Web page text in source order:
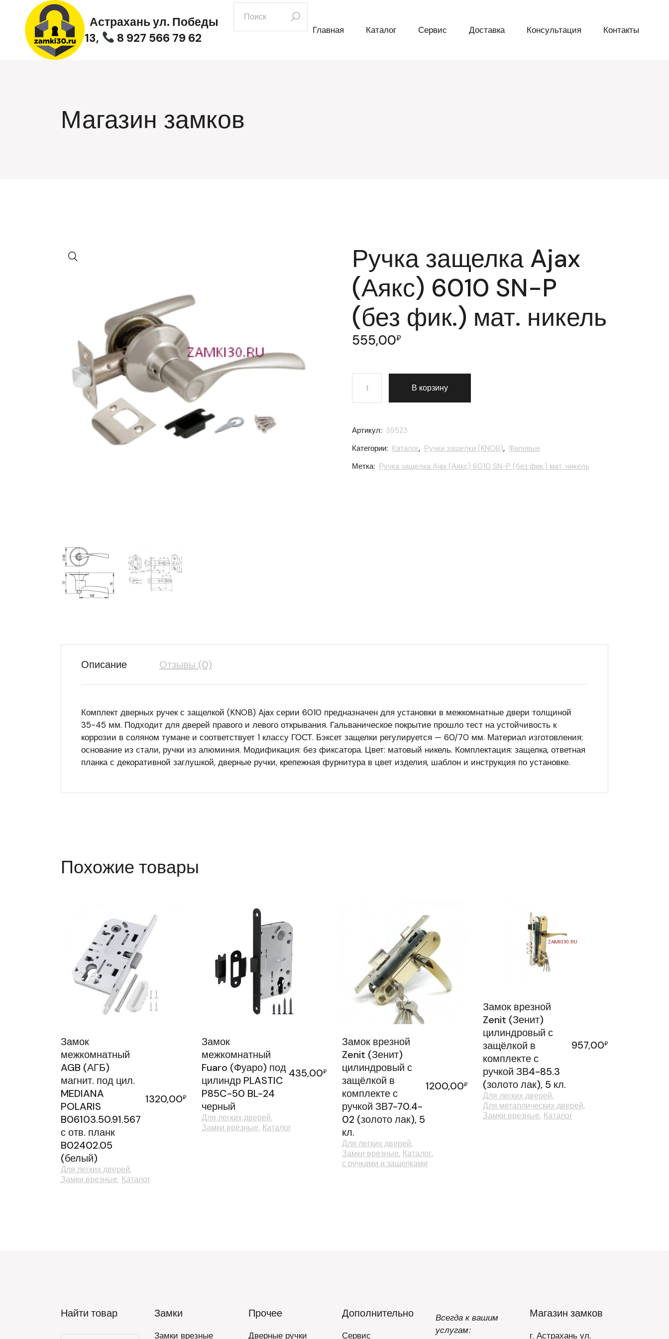
содержимому
Астрахань ул. Победы
13,
8 927 566 79 62
искать:
Главная Каталог Сервис Доставка Консультация Контакты
Магазин замков
Ручка защелка Ajax
(Аякс) 6010 SN-P
(без фик.) мат. никель
555,00₽
Количество товара Ручка защелка Ajax (Аякс) 6010 SN-P (без фик.) мат. никель
В корзину
Артикул: 39523
Категории: Каталог, Ручки защелки (KNOB), Фалевые
Метка: Ручка защелка Ajax (Аякс) 6010 SN-P (без фик.) мат. никель
Описание Отзывы (0)
Комплект дверных ручек с защелкой (KNOB) Ajax серии 6010 предназначен для установки в межкомнатные двери толщиной
35-45 мм. Подходит для дверей правого и левого открывания. Гальваническое покрытие прошло тест на устойчивость к
коррозии в соляном тумане и соответствует 1 классу ГОСТ. Бэксет защелки регулируется — 60/70 мм. Материал изготовления:
основание из стали, ручки из алюминия. Модификация: без фиксатора. Цвет: матовый никель. Комплектация: защелка, ответная
планка с декоративной заглушкой, дверные ручки, крепежная фурнитура в цвет изделия, шаблон и инструкция по установке.
Похожие товары
Замок
межкомнатный
AGB (АГБ)
магнит. под цил.
MEDIANA
POLARIS
B06103.50.91.567
с отв. планк
B02402.05
(белый)
1320,00₽
Для легких дверей
Замки врезные Каталог
Замок
межкомнатный
Fuaro (Фуаро) под
цилиндр PLASTIC
P85C-50 BL-24
черный
435,00₽
Для легких дверей
Замки врезные Каталог
Замок врезной
Zenit (Зенит)
цилиндровый с
защёлкой в
комплекте с
ручкой ЗВ7-70.4-
02 (золото лак), 5
кл.
1200,00₽
Для легких дверей
Замки врезные Каталог
с ручками и защелками
Замок врезной
Zenit (Зенит)
цилиндровый с
защёлкой в
комплекте с
ручкой ЗВ4-85.3
(золото лак), 5 кл.
957,00₽
Для легких дверей
Для металлических дверей
Замки врезные Каталог
Найти товар Замки
Замки врезные
Прочее
Дверные ручки
Дополнительно
Сервис
Всегда к вашим
услугам:
Магазин замков
г. Астрахань ул.